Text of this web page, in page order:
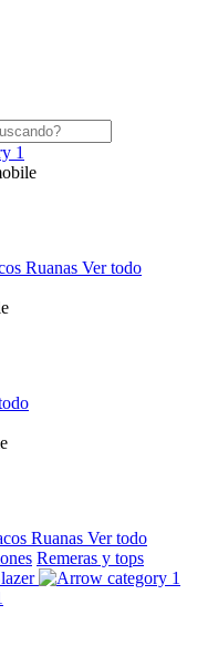
Ruanas Ver todo
Ruanas Ver todo
Remeras y tops